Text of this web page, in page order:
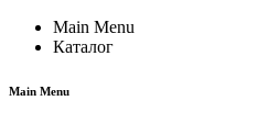
Main Menu
Каталог
Main Menu